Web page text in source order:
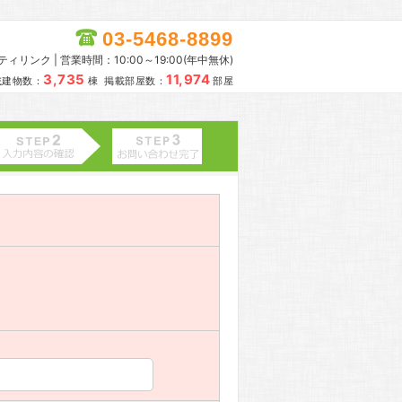
03-5468-8899
ィリンク | 営業時間：10:00～19:00(年中無休)
物数： 3,735 棟 掲載部屋数： 11,974 部屋